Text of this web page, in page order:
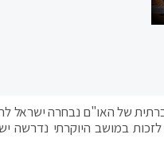
של האו"ם נבחרה ישראל
לתמיכה מ-153 מדינות. על מנת לזכות